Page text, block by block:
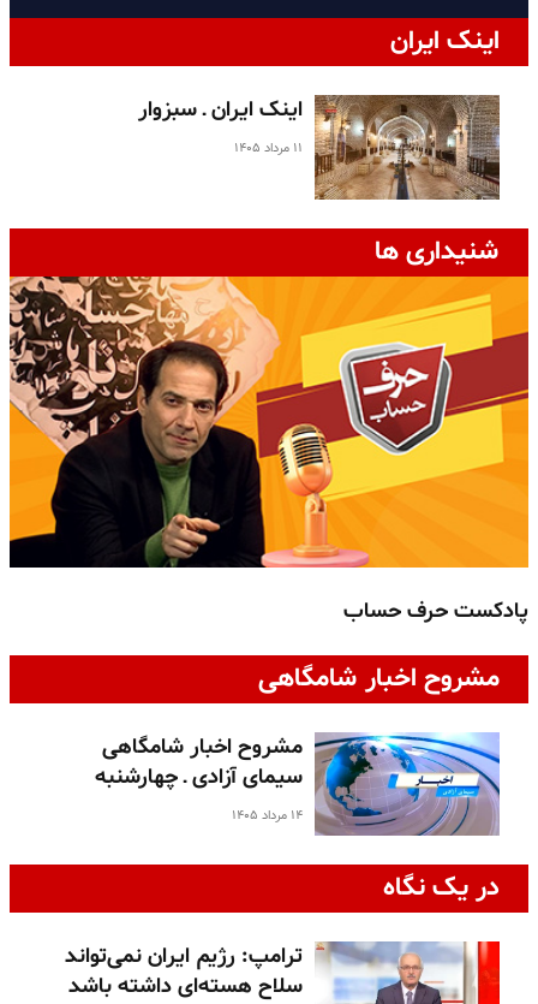
اینک ایران
اینک ایران ـ سبزوار
۱۱ مرداد ۱۴۰۵
شنیداری ها
پادکست حرف حساب
مشروح اخبار شامگاهی
مشروح اخبار شامگاهی
سیمای آزادی ـ چهارشنبه
۱۴ مرداد ۱۴۰۵
در یک نگاه
ترامپ: رژیم ایران نمی‌تواند
سلاح هسته‌ای داشته باشد